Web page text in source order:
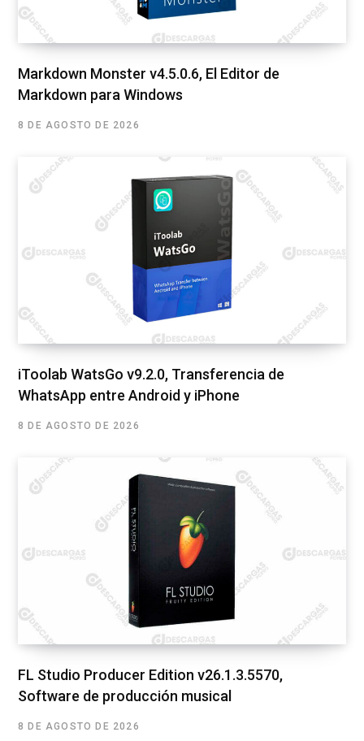
Markdown Monster v4.5.0.6, El Editor de
Markdown para Windows
8 DE AGOSTO DE 2026
iToolab WatsGo v9.2.0, Transferencia de
WhatsApp entre Android y iPhone
8 DE AGOSTO DE 2026
FL Studio Producer Edition v26.1.3.5570,
Software de producción musical
8 DE AGOSTO DE 2026